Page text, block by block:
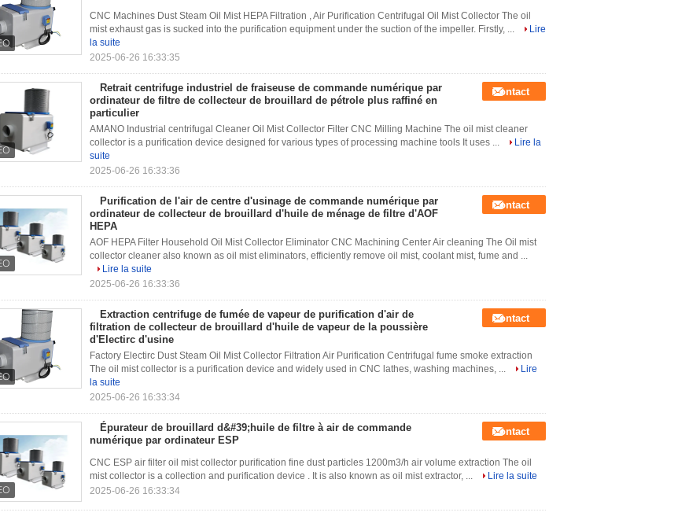
CNC Machines Dust Steam Oil Mist HEPA Filtration , Air Purification Centrifugal Oil Mist Collector The oil
mist exhaust gas is sucked into the purification equipment under the suction of the impeller. Firstly, ...
Lire
la suite
2025-06-26 16:33:35
Retrait centrifuge industriel de fraiseuse de commande numérique par
ordinateur de filtre de collecteur de brouillard de pétrole plus raffiné en
particulier
Contact
AMANO Industrial centrifugal Cleaner Oil Mist Collector Filter CNC Milling Machine The oil mist cleaner
collector is a purification device designed for various types of processing machine tools It uses ...
Lire la
suite
2025-06-26 16:33:36
Purification de l'air de centre d'usinage de commande numérique par
ordinateur de collecteur de brouillard d'huile de ménage de filtre d'AOF
HEPA
Contact
AOF HEPA Filter Household Oil Mist Collector Eliminator CNC Machining Center Air cleaning The Oil mist
collector cleaner also known as oil mist eliminators, efficiently remove oil mist, coolant mist, fume and ...
Lire la suite
2025-06-26 16:33:36
Extraction centrifuge de fumée de vapeur de purification d'air de
filtration de collecteur de brouillard d'huile de vapeur de la poussière
d'Electirc d'usine
Contact
Factory Electirc Dust Steam Oil Mist Collector Filtration Air Purification Centrifugal fume smoke extraction
The oil mist collector is a purification device and widely used in CNC lathes, washing machines, ...
Lire
la suite
2025-06-26 16:33:34
Épurateur de brouillard d&#39;huile de filtre à air de commande
numérique par ordinateur ESP
Contact
CNC ESP air filter oil mist collector purification fine dust particles 1200m3/h air volume extraction The oil
mist collector is a collection and purification device . It is also known as oil mist extractor, ...
Lire la suite
2025-06-26 16:33:34